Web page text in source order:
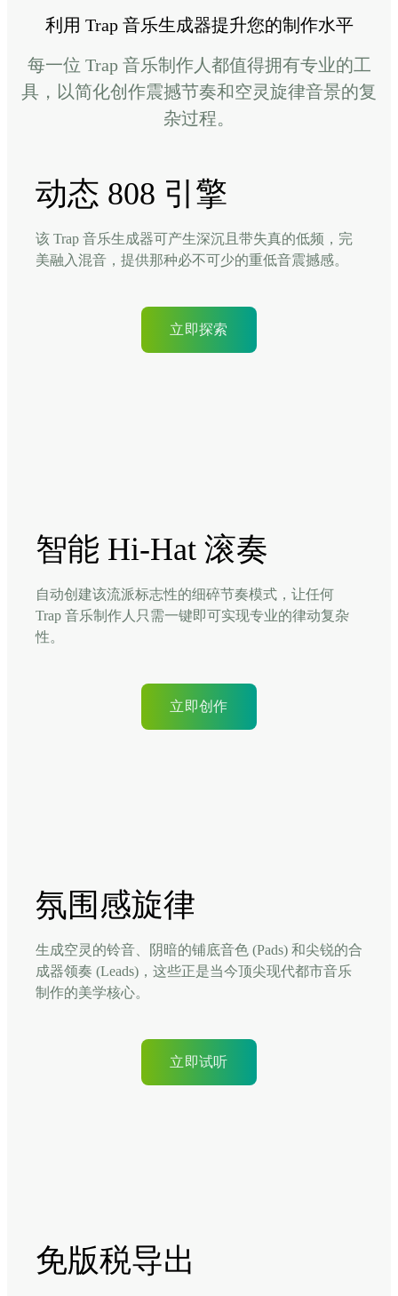
利用 Trap 音乐生成器提升您的制作水平
每一位 Trap 音乐制作人都值得拥有专业的工
具，以简化创作震撼节奏和空灵旋律音景的复
杂过程。
动态 808 引擎
该 Trap 音乐生成器可产生深沉且带失真的低频，完
美融入混音，提供那种必不可少的重低音震撼感。
立即探索
智能 Hi-Hat 滚奏
自动创建该流派标志性的细碎节奏模式，让任何
Trap 音乐制作人只需一键即可实现专业的律动复杂
性。
立即创作
氛围感旋律
生成空灵的铃音、阴暗的铺底音色 (Pads) 和尖锐的合
成器领奏 (Leads)，这些正是当今顶尖现代都市音乐
制作的美学核心。
立即试听
免版税导出